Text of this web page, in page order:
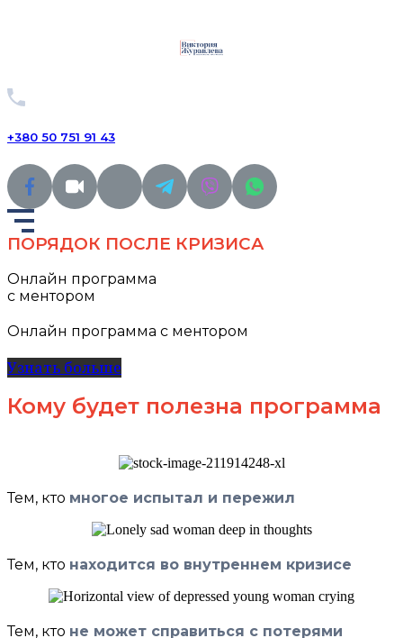
+380 50 751 91 43
ПОРЯДОК ПОСЛЕ КРИЗИСА
Онлайн программа
с ментором
Онлайн программа с ментором
Узнать больше
Кому будет полезна программа
Тем, кто многое испытал и пережил
Тем, кто находится во внутреннем кризисе
Тем, кто не может справиться с потерями